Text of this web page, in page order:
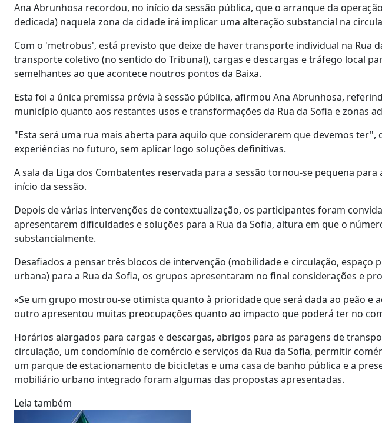
Ana Abrunhosa recordou, no início da sessão pública, que o arranque da
dedicada) naquela zona da cidade irá implicar uma alteração substancial na
Com o 'metrobus', está previsto que deixe de haver transporte individual na Rua
transporte coletivo (no sentido do Tribunal), cargas e descargas e tráfego local
semelhantes ao que acontece noutros pontos da Baixa.
Esta foi a única premissa prévia à sessão pública, afirmou Ana Abrunhosa,
município quanto aos restantes usos e transformações da Rua da Sofia e zonas
"Esta será uma rua mais aberta para aquilo que considerarem que devemos
experiências no futuro, sem aplicar logo soluções definitivas.
A sala da Liga dos Combatentes reservada para a sessão tornou-se pequena
início da sessão.
Depois de várias intervenções de contextualização, os participantes foram
apresentarem dificuldades e soluções para a Rua da Sofia, altura em que o
substancialmente.
Desafiados a pensar três blocos de intervenção (mobilidade e circulação, espaço
urbana) para a Rua da Sofia, os grupos apresentaram no final considerações e
«Se um grupo mostrou-se otimista quanto à prioridade que será dada ao peão e
outro apresentou muitas preocupações quanto ao impacto que poderá ter no
Horários alargados para cargas e descargas, abrigos para as paragens de
circulação, um condomínio de comércio e serviços da Rua da Sofia, permitir
um parque de estacionamento de bicicletas e uma casa de banho pública e a
mobiliário urbano integrado foram algumas das propostas apresentadas.
Leia também